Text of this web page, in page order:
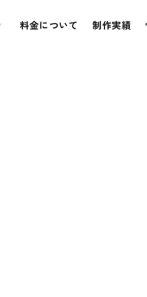
料金について 制作実績